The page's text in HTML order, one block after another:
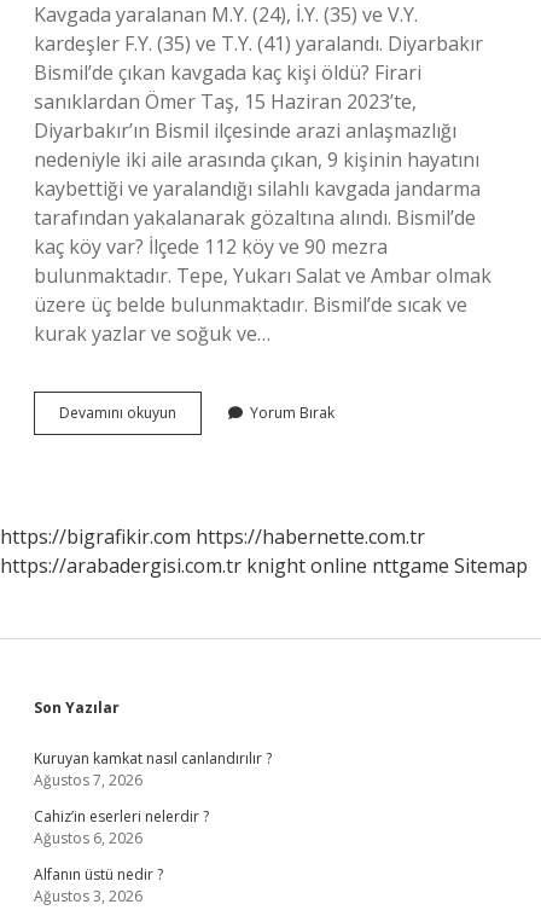
Kavgada yaralanan M.Y. (24), İ.Y. (35) ve V.Y.
kardeşler F.Y. (35) ve T.Y. (41) yaralandı. Diyarbakır
Bismil’de çıkan kavgada kaç kişi öldü? Firari
sanıklardan Ömer Taş, 15 Haziran 2023’te,
Diyarbakır’ın Bismil ilçesinde arazi anlaşmazlığı
nedeniyle iki aile arasında çıkan, 9 kişinin hayatını
kaybettiği ve yaralandığı silahlı kavgada jandarma
tarafından yakalanarak gözaltına alındı. Bismil’de
kaç köy var? İlçede 112 köy ve 90 mezra
bulunmaktadır. Tepe, Yukarı Salat ve Ambar olmak
üzere üç belde bulunmaktadır. Bismil’de sıcak ve
kurak yazlar ve soğuk ve…
Devamını okuyun Bismilde
Arazi
Yorum Bırak
https://bigrafikir.com https://habernette.com.tr
https://arabadergisi.com.tr knight online nttgame Sitemap
Sidebar
Son Yazılar
Kuruyan kamkat nasıl canlandırılır ?
Ağustos 7, 2026
Cahiz’in eserleri nelerdir ?
Ağustos 6, 2026
Alfanın üstü nedir ?
Ağustos 3, 2026